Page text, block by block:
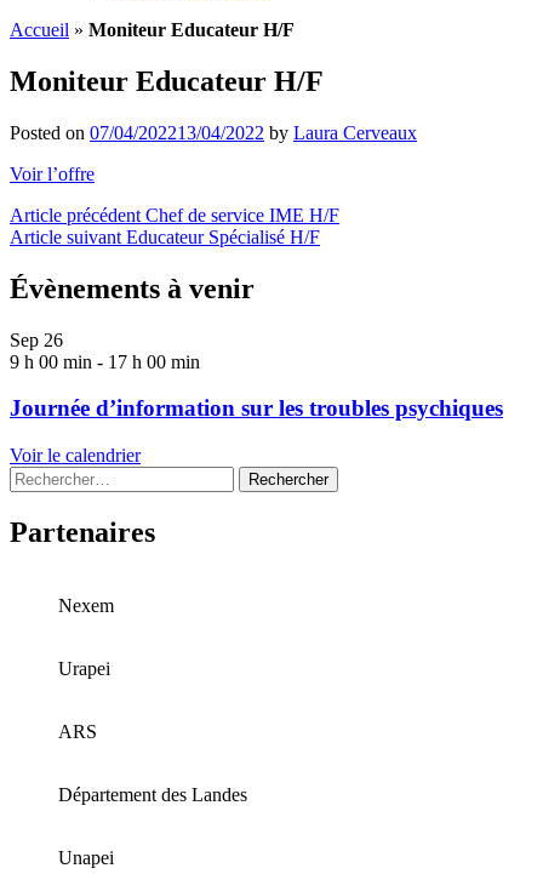
Accueil » Moniteur Educateur H/F
Moniteur Educateur H/F
Posted on 07/04/202213/04/2022 by Laura Cerveaux
Voir l’offre
Navigation
de
l’article
Article précédent Chef de service IME H/F
Article suivant Educateur Spécialisé H/F
Évènements à venir
Sep 26
9 h 00 min - 17 h 00 min
Journée d’information sur les troubles psychiques
Voir le calendrier
Rechercher :
Partenaires
Nexem
Urapei
ARS
Département des Landes
Unapei